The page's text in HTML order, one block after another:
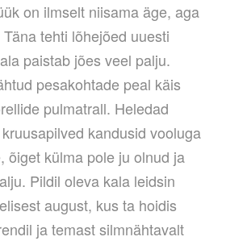
on ilmselt niisama äge, aga
tehti lõhejõed uuesti
paistab jões veel palju.
pesakohtade peal käis
pulmatrall. Heledad
kandusid vooluga
õiget külma pole ju olnud ja
Pildil oleva kala leidsin
august, kus ta hoidis
ja temast silmnähtavalt